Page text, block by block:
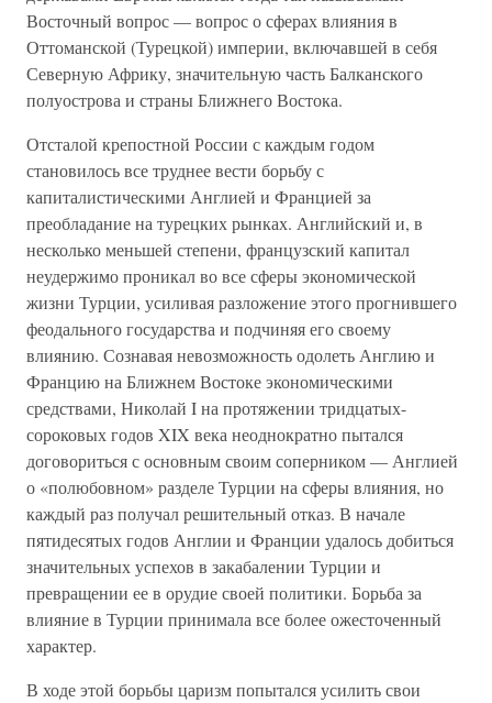
Восточный вопрос — вопрос о сферах влияния в
Оттоманской (Турецкой) империи, включавшей в себя
Северную Африку, значительную часть Балканского
полуострова и страны Ближнего Востока.
Отсталой крепостной России с каждым годом
становилось все труднее вести борьбу с
капиталистическими Англией и Францией за
преобладание на турецких рынках. Английский и, в
несколько меньшей степени, французский капитал
неудержимо проникал во все сферы экономической
жизни Турции, усиливая разложение этого прогнившего
феодального государства и подчиняя его своему
влиянию. Сознавая невозможность одолеть Англию и
Францию на Ближнем Востоке экономическими
средствами, Николай I на протяжении тридцатых-
сороковых годов XIX века неоднократно пытался
договориться с основным своим соперником — Англией
о «полюбовном» разделе Турции на сферы влияния, но
каждый раз получал решительный отказ. В начале
пятидесятых годов Англии и Франции удалось добиться
значительных успехов в закабалении Турции и
превращении ее в орудие своей политики. Борьба за
влияние в Турции принимала все более ожесточенный
характер.
В ходе этой борьбы царизм попытался усилить свои